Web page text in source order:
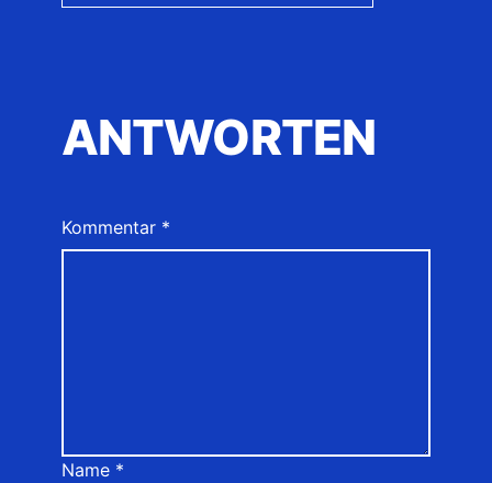
ANTWORTEN
Kommentar *
Name *